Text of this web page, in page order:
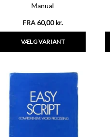
Manual
FRA60,00kr.
VÆLG VARIANT
varianter.
Mulighederne
kan